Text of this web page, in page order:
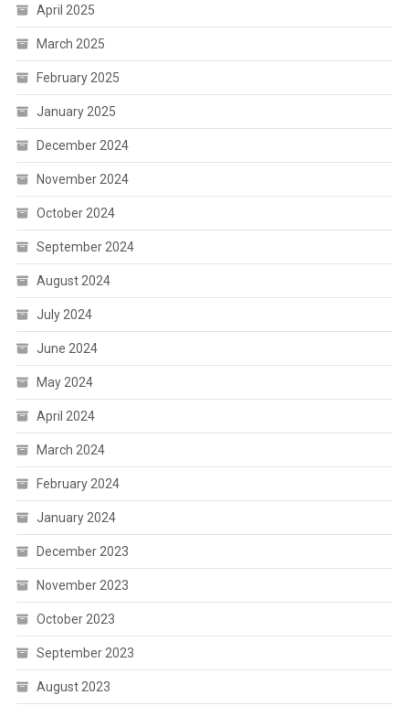
April 2025
March 2025
February 2025
January 2025
December 2024
November 2024
October 2024
September 2024
August 2024
July 2024
June 2024
May 2024
April 2024
March 2024
February 2024
January 2024
December 2023
November 2023
October 2023
September 2023
August 2023